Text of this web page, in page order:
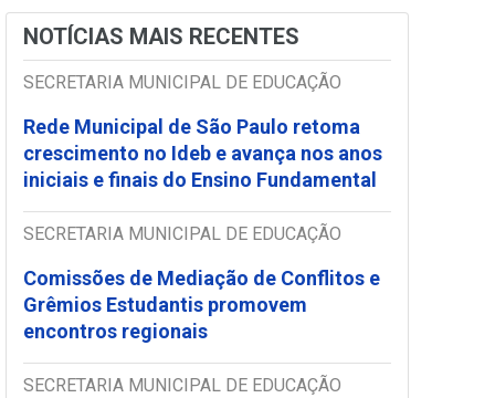
NOTÍCIAS MAIS RECENTES
SECRETARIA MUNICIPAL DE EDUCAÇÃO
Rede Municipal de São Paulo retoma
crescimento no Ideb e avança nos anos
iniciais e finais do Ensino Fundamental
SECRETARIA MUNICIPAL DE EDUCAÇÃO
Comissões de Mediação de Conflitos e
Grêmios Estudantis promovem
encontros regionais
SECRETARIA MUNICIPAL DE EDUCAÇÃO